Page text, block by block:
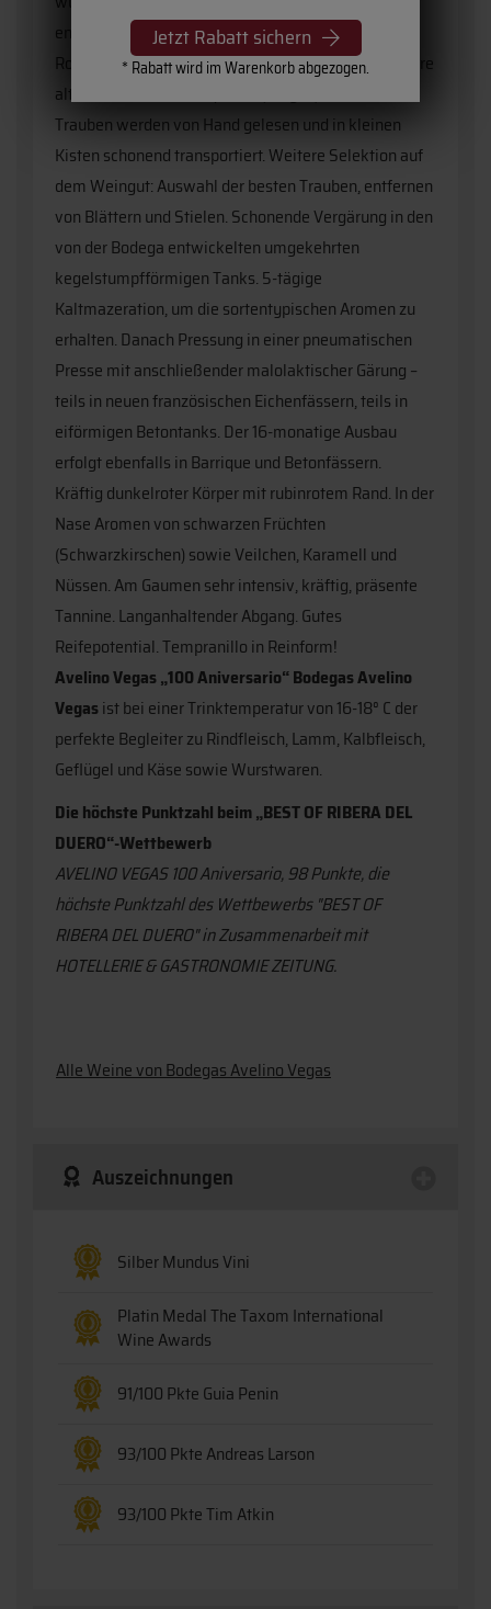
Jetzt Rabatt sichern
* Rabatt wird im Warenkorb abgezogen.
enthüllt.
Rotwein aus der Rebsorte Tempranillo – über 80 Jahre
alte Reben, die in La Aquilera (Burgos) wachsen. Die
Trauben werden von Hand gelesen und in kleinen
Kisten schonend transportiert. Weitere Selektion auf
dem Weingut: Auswahl der besten Trauben, entfernen
von Blättern und Stielen. Schonende Vergärung in den
von der Bodega entwickelten umgekehrten
kegelstumpfförmigen Tanks. 5-tägige
Kaltmazeration, um die sortentypischen Aromen zu
erhalten. Danach Pressung in einer pneumatischen
Presse mit anschließender malolaktischer Gärung –
teils in neuen französischen Eichenfässern, teils in
eiförmigen Betontanks. Der 16-monatige Ausbau
erfolgt ebenfalls in Barrique und Betonfässern.
Kräftig dunkelroter Körper mit rubinrotem Rand. In der
Nase Aromen von schwarzen Früchten
(Schwarzkirschen) sowie Veilchen, Karamell und
Nüssen. Am Gaumen sehr intensiv, kräftig, präsente
Tannine. Langanhaltender Abgang. Gutes
Reifepotential. Tempranillo in Reinform!
Avelino Vegas „100 Aniversario“ Bodegas Avelino
Vegasist bei einer Trinktemperatur von 16-18° C der
perfekte Begleiter zu Rindfleisch, Lamm, Kalbfleisch,
Geflügel und Käse sowie Wurstwaren.
Die höchste Punktzahl beim „BEST OF RIBERA DEL
DUERO“-Wettbewerb
AVELINO VEGAS 100 Aniversario, 98 Punkte, die
höchste Punktzahl des Wettbewerbs "BEST OF
RIBERA DEL DUERO" in Zusammenarbeit mit
HOTELLERIE & GASTRONOMIE ZEITUNG.
Alle Weine von Bodegas Avelino Vegas
Auszeichnungen
Silber Mundus Vini
Platin Medal The Taxom International
Wine Awards
91/100 Pkte Guia Penin
93/100 Pkte Andreas Larson
93/100 Pkte Tim Atkin